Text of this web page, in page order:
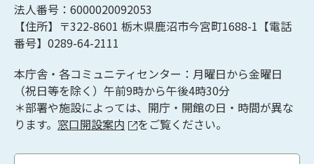
法人番号：6000020092053
【住所】〒322-8601 栃木県鹿沼市今宮町1688-1【電話
番号】0289-64-2111
本庁舎・各コミュニティセンター：月曜日から金曜日
（祝日等を除く）午前9時から午後4時30分
＊部署や施設によっては、開庁・開館の日・時間が異な
ります。 窓口開設案内 をご覧ください。